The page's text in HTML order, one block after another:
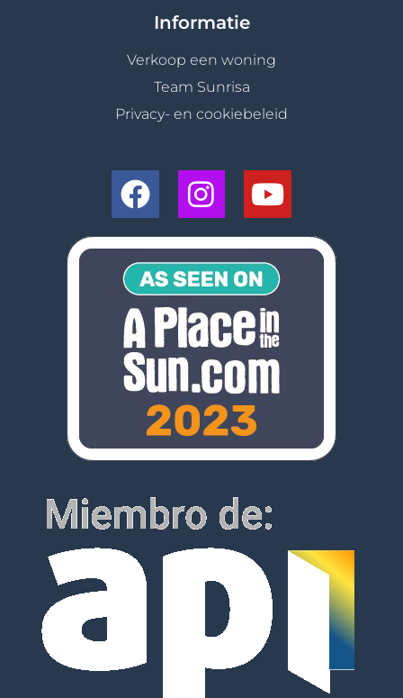
Informatie
Verkoop een woning
Team Sunrisa
Privacy- en cookiebeleid